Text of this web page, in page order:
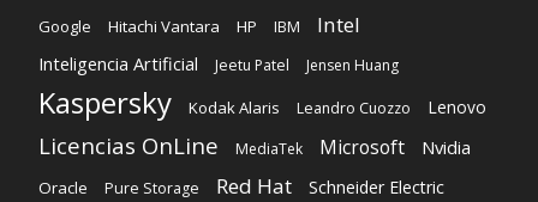
Google Hitachi Vantara HP IBM Intel
Inteligencia Artificial Jeetu Patel Jensen Huang
Kaspersky Kodak Alaris Leandro Cuozzo Lenovo
Licencias OnLine MediaTek Microsoft Nvidia
Oracle Pure Storage Red Hat Schneider Electric